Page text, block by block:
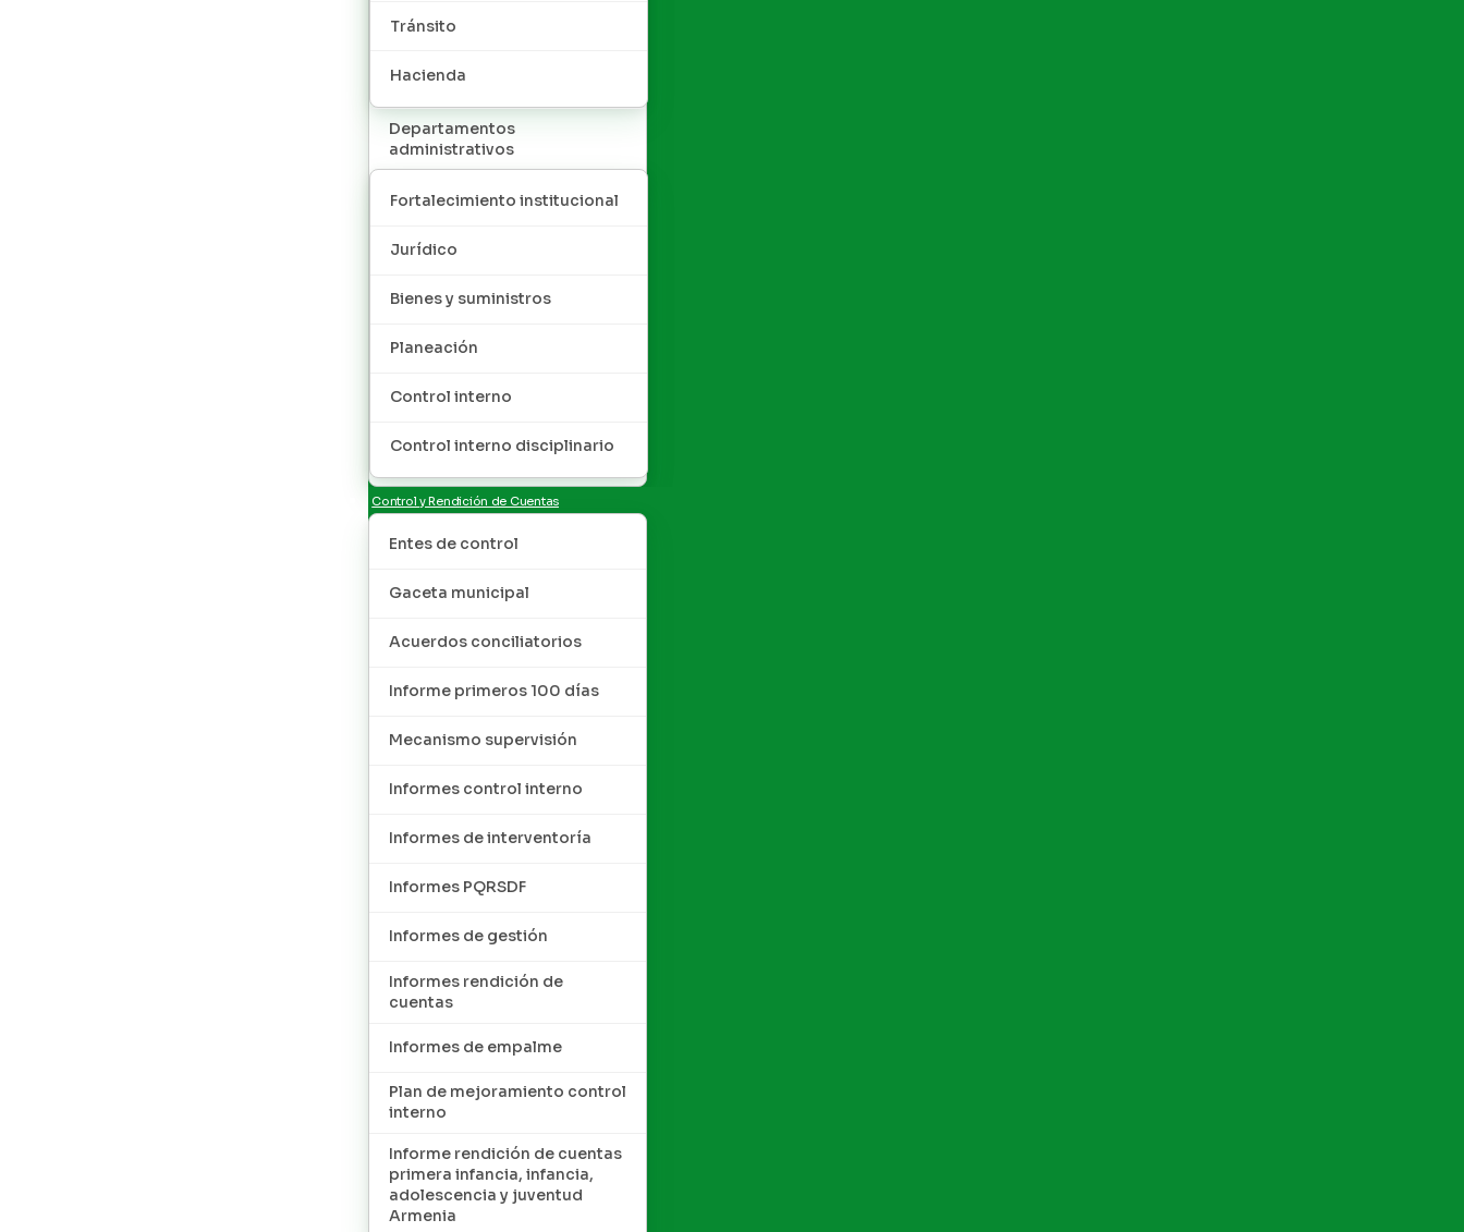
Tránsito
Hacienda
Departamentos
administrativos
Fortalecimiento institucional
Jurídico
Bienes y suministros
Planeación
Control interno
Control interno disciplinario
Control y Rendición de Cuentas
Entes de control
Gaceta municipal
Acuerdos conciliatorios
Informe primeros 100 días
Mecanismo supervisión
Informes control interno
Informes de interventoría
Informes PQRSDF
Informes de gestión
Informes rendición de
cuentas
Informes de empalme
Plan de mejoramiento control
interno
Informe rendición de cuentas
primera infancia, infancia,
adolescencia y juventud
Armenia